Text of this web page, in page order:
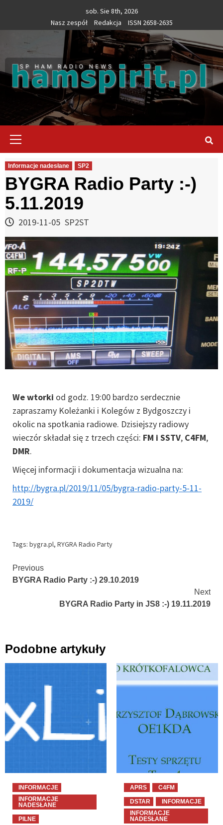
content
sob. Sie 8th, 2026
Nasz zespół
Redakcja ISSN 2658-2635
Informacje nadesłane SP2
BYGRA Radio Party :-)
5.11.2019
2019-11-05 SP2ST
We wtorki od godz. 19:00 bardzo serdecznie
zapraszamy Koleżanki i Kolegów z Bydgoszczy i
okolic na spotkania radiowe. Dzisiejszy radiowy
wieczór składał się z trzech części: FM i SSTV, C4FM,
DMR.
Więcej informacji i dokumentacja wizualna na:
http://bygra.pl/2019/11/05/bygra-radio-party-5-11-
2019/
Tags: bygra.pl, RYGRA Radio Party
Continue
Reading
Previous
BYGRA Radio Party :-) 29.10.2019
Next
BYGRA Radio Party in JS8 :-) 19.11.2019
Podobne artykuły
INFORMACJE
INFORMACJE
NADESŁANE
PILNE
APRS
C4FM
DSTAR
INFORMACJE
INFORMACJE
NADESŁANE